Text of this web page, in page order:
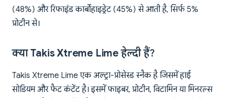
(48%) और रिफाइंड कार्बोहाइड्रेट (45%) से आती है, सिर्फ 5%
प्रोटीन से।
क्या Takis Xtreme Lime हेल्दी हैं?
Takis Xtreme Lime एक अल्ट्रा-प्रोसेस्ड स्नैक है जिसमें हाई
सोडियम और फैट कंटेंट है। इसमें फाइबर, प्रोटीन, विटामिन या मिनरल्स